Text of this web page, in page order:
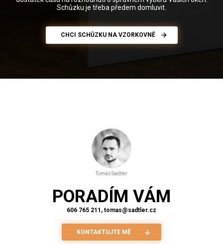
Schůzku je třeba předem domluvit.
CHCI SCHŮZKU NA VZORKOVNĚ
Tomáš Sadtler
PORADÍM VÁM
606 765 211, tomas@sadtler.cz
KONTAKTUJTE MĚ